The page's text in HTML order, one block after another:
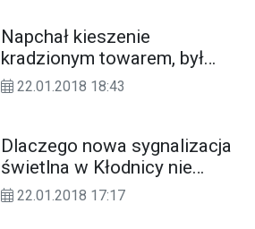
Napchał kieszenie
kradzionym towarem, był
agresywny. Pierwsi
22.01.2018 18:43
Dlaczego nowa sygnalizacja
świetlna w Kłodnicy nie
działa? Powód jest
22.01.2018 17:17